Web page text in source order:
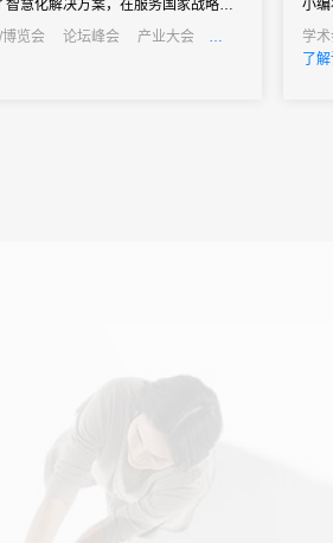
慧化解决方案，在服务国家战略、
发挥了重要的数字化支撑作用。年
的精彩案例，探寻数字化服务如何
博览会 论坛峰会
产业大会
小
多
动
学
了